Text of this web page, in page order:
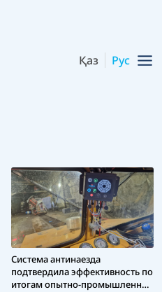
Қаз Рус
Система антинаезда
подтвердила эффективность по
итогам опытно-промышленных